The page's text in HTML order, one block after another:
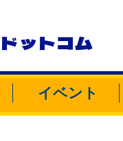
ドットコム
イベント